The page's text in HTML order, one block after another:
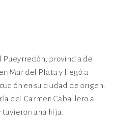
Pueyrredón, provincia de
Mar del Plata y llegó a
en su ciudad de origen.
del Carmen Caballero a
tuvieron una hija.